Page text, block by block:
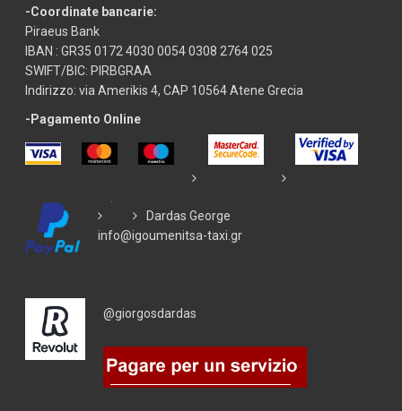
-Coordinate bancarie:
Piraeus Bank
IBAN : GR35 0172 4030 0054 0308 2764 025
SWIFT/BIC: PIRBGRAA
Indirizzo: via Amerikis 4, CAP 10564 Atene Grecia
-Pagamento Online
Dardas George
info@igoumenitsa-taxi.gr
@giorgosdardas